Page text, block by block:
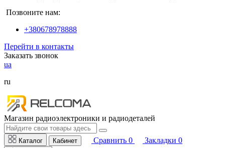
Позвоните нам:
+380678978888
Перейти в контакты
Заказать звонок
ua
ru
Магазин радиоэлектроники и радиодеталей
Каталог Кабинет Сравнить 0 Закладки 0